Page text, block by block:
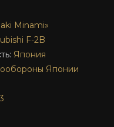
Minami»
F-2B
Япония
Японии